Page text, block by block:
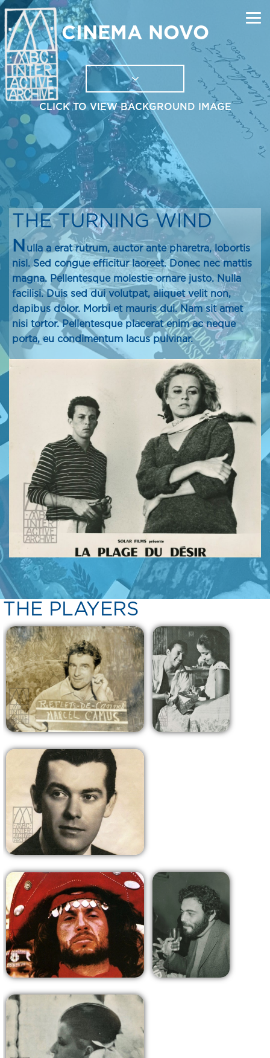
CINEMA NOVO
CLICK TO VIEW BACKGROUND IMAGE
THE TURNING WIND
N ulla a erat rutrum, auctor ante pharetra, lobortis
nisl. Sed congue efficitur laoreet. Donec nec mattis
magna. Pellentesque molestie ornare justo. Nulla
facilisi. Duis sed dui volutpat, aliquet velit non,
dapibus dolor. Morbi et mauris dui. Nam sit amet
nisi tortor. Pellentesque placerat enim ac neque
porta, eu condimentum lacus pulvinar.
THE PLAYERS